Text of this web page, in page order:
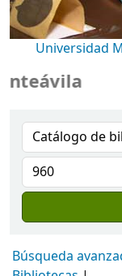
Universidad
Búsqueda